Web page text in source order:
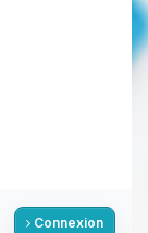
Connexion